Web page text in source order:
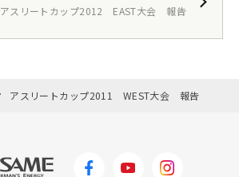
アスリートカップ2012 EAST大会 報告
アスリートカップ2011 WEST大会 報告